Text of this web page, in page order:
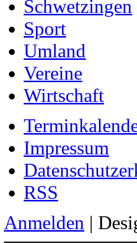
Schwetzingen
Sport
Umland
Vereine
Wirtschaft
Impressum
RSS
Anmelden |